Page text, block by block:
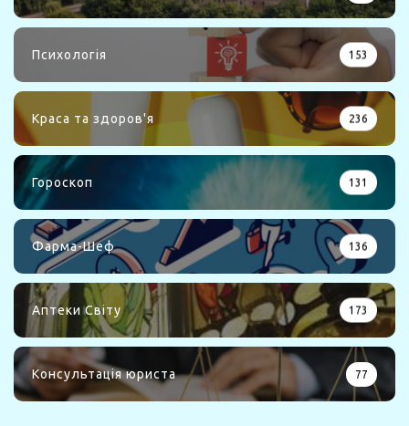
Психологія 153
Краса та здоров'я 236
Гороскоп 131
Фарма-Шеф 136
Аптеки Світу 173
Консультація юриста 77